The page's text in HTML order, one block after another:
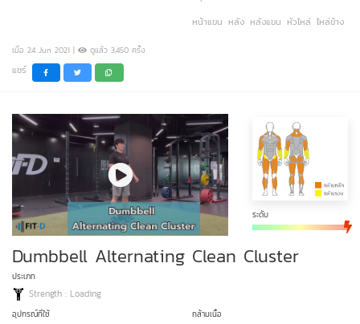
หน้าแขน หลัง หลังแขน หัวไหล่ ไหล่ข้าง
เมื่อ 24 Jun 2021 | ดูแล้ว 3,450 ครั้ง
แชร์
ระดับ
Dumbbell Alternating Clean Cluster
ประเภท
Strength : Loading
อุปกรณ์ที่ใช้ กล้ามเนื้อ